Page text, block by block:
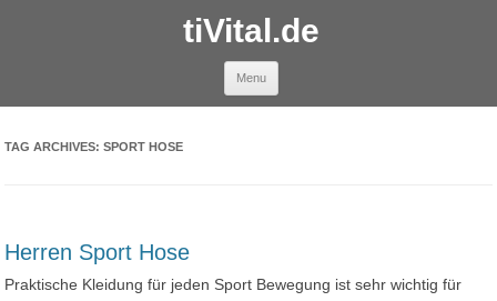
tiVital.de
Menu
TAG ARCHIVES:SPORT HOSE
Herren Sport Hose
Praktische Kleidung für jeden Sport Bewegung ist sehr wichtig für